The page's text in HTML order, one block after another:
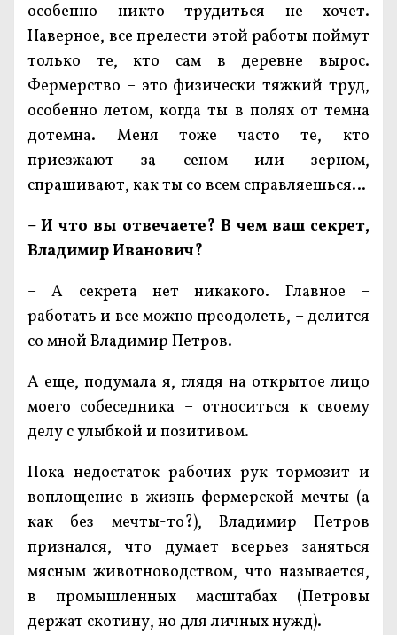
особенно никто трудиться не хочет.
Наверное, все прелести этой работы поймут
только те, кто сам в деревне вырос.
Фермерство – это физически тяжкий труд,
особенно летом, когда ты в полях от темна
дотемна. Меня тоже часто те, кто
приезжают за сеном или зерном,
спрашивают, как ты со всем справляешься…
– И что вы отвечаете? В чем ваш секрет,
Владимир Иванович?
– А секрета нет никакого. Главное –
работать и все можно преодолеть, – делится
со мной Владимир Петров.
А еще, подумала я, глядя на открытое лицо
моего собеседника – относиться к своему
делу с улыбкой и позитивом.
Пока недостаток рабочих рук тормозит и
воплощение в жизнь фермерской мечты (а
как без мечты-то?), Владимир Петров
признался, что думает всерьез заняться
мясным животноводством, что называется,
в промышленных масштабах (Петровы
держат скотину, но для личных нужд).